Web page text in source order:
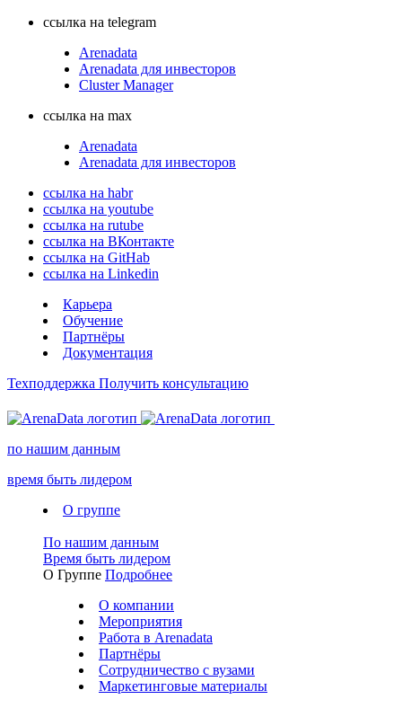
ссылка на telegram
Arenadata
Arenadata для инвесторов
Cluster Manager
ссылка на max
Arenadata
Arenadata для инвесторов
ссылка на habr
ссылка на youtube
ссылка на rutube
ссылка на ВКонтакте
ссылка на GitHab
ссылка на Linkedin
Карьера
Обучение
Партнёры
Документация
Техподдержка Получить консультацию
по нашим данным
время быть лидером
О группе
По нашим данным
Время быть лидером
О Группе Подробнее
О компании
Мероприятия
Работа в Arenadata
Партнёры
Сотрудничество с вузами
Маркетинговые материалы